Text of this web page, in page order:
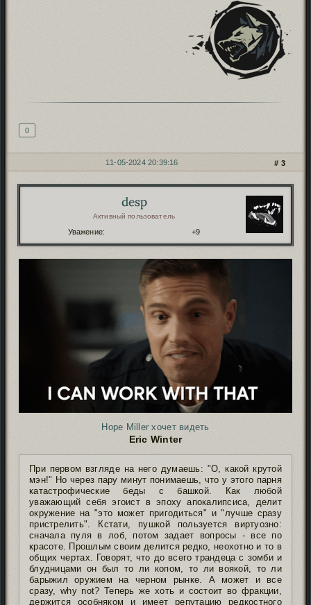
0
3
11-05-2024 20:39:16
desp
Активный пользователь
Уважение: +9
Hope Miller хочет видеть
Eric Winter
При первом взгляде на него думаешь: "О, какой крутой
мэн!" Но через пару минут понимаешь, что у этого парня
катастрофические беды с башкой. Как любой
уважающий себя эгоист в эпоху апокалипсиса, делит
окружение на "это может пригодиться" и "лучше сразу
пристрелить". Кстати, пушкой пользуется виртуозно:
сначала пуля в лоб, потом задает вопросы - все по
красоте. Прошлым своим делится редко, неохотно и то в
общих чертах. Говорят, что до всего трандеца с зомби и
блудницами он был то ли копом, то ли воякой, то ли
барыжил оружием на черном рынке. А может и все
сразу, why not? Теперь же хоть и состоит во фракции,
держится особняком и имеет репутацию редкостного